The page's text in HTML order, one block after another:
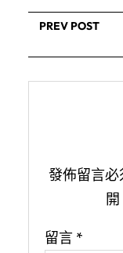
PREV POST
發佈留言
開
留言 *